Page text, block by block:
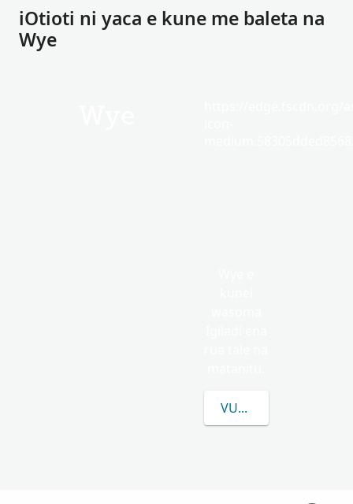
iOtioti ni yaca e kune me baleta na
Wye
VULICA E LEVU CAKE